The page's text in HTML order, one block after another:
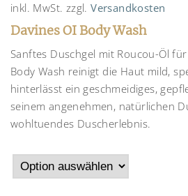
inkl. MwSt. zzgl.Versandkosten
Davines OI Body Wash
Sanftes Duschgel mit Roucou-Öl
Body Wash reinigt die Haut mild,
hinterlässt ein geschmeidiges,
seinem angenehmen, natürlichen
wohltuendes Duscherlebnis.